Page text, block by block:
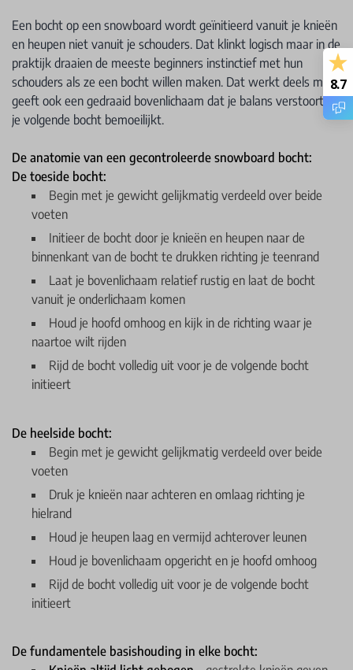
Een bocht op een snowboard wordt geïnitieerd vanuit je knieën
en heupen niet vanuit je schouders. Dat klinkt logisch maar in de
praktijk draaien de meeste beginners instinctief met hun
schouders als ze een bocht willen maken. Dat werkt deels maar
geeft ook een gedraaid bovenlichaam dat je balans verstoort en
je volgende bocht bemoeilijkt.
De anatomie van een gecontroleerde snowboard bocht:
De toeside bocht:
Begin met je gewicht gelijkmatig verdeeld over beide
voeten
Initieer de bocht door je knieën en heupen naar de
binnenkant van de bocht te drukken richting je teenrand
Laat je bovenlichaam relatief rustig en laat de bocht
vanuit je onderlichaam komen
Houd je hoofd omhoog en kijk in de richting waar je
naartoe wilt rijden
Rijd de bocht volledig uit voor je de volgende bocht
initieert
De heelside bocht:
Begin met je gewicht gelijkmatig verdeeld over beide
voeten
Druk je knieën naar achteren en omlaag richting je
hielrand
Houd je heupen laag en vermijd achterover leunen
Houd je bovenlichaam opgericht en je hoofd omhoog
Rijd de bocht volledig uit voor je de volgende bocht
initieert
De fundamentele basishouding in elke bocht:
8.7